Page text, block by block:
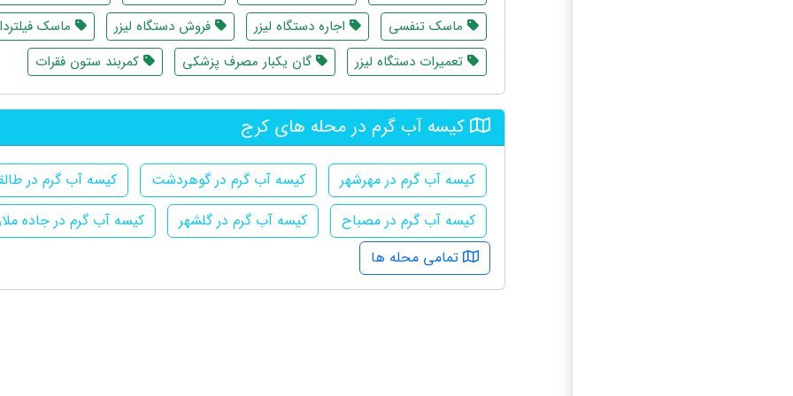
ماسک تنفسی
اجاره دستگاه لیزر فروش دستگاه لیزر
ماسک
تعمیرات دستگاه لیزر
گان یکبار مصرف پزشکی کمربند ستون فقرات
کیسه آب گرم در محله های کرج
کیسه آب گرم در مهرشهر کیسه آب گرم در گوهردشت
کیسه آب گرم در
کیسه آب گرم در مصباح
کیسه آب گرم در گلشهر
کیسه آب گرم در جاده
تمامی محله ها